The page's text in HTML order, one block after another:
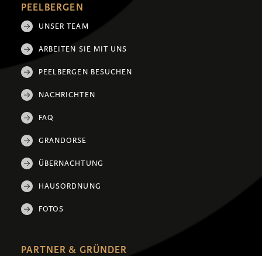
PEELBERGEN
UNSER TEAM
ARBEITEN SIE MIT UNS
PEELBERGEN BESUCHEN
NACHRICHTEN
FAQ
GRANDORSE
ÜBERNACHTUNG
HAUSORDNUNG
FOTOS
PARTNER & GRÜNDER